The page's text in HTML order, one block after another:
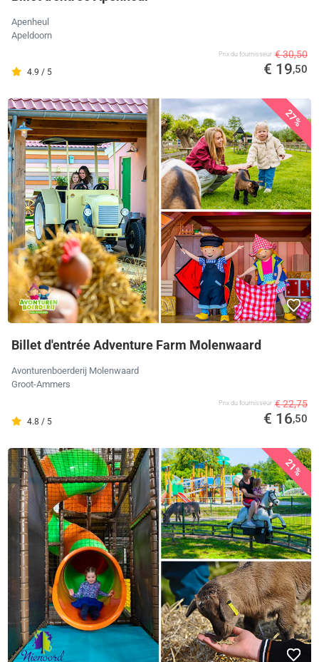
Apenheul
Apeldoorn
4.9 / 5
Prix ​​du fournisseur € 30,50
€ 19,50
27%
Billet d'entrée Adventure Farm Molenwaard
Avonturenboerderij Molenwaard
Groot-Ammers
4.8 / 5
Prix ​​du fournisseur € 22,75
€ 16,50
21%